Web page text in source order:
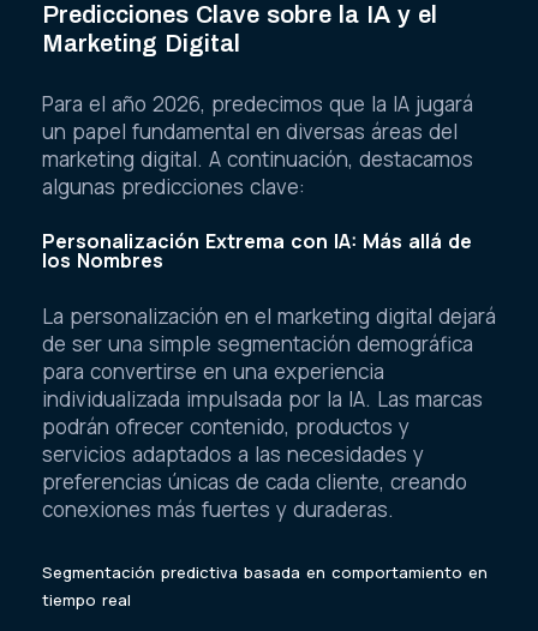
Predicciones Clave sobre la IA y el
Marketing Digital
Para el año 2026, predecimos que la IA jugará
un papel fundamental en diversas áreas del
marketing digital. A continuación, destacamos
algunas predicciones clave:
Personalización Extrema con IA: Más allá de
los Nombres
La personalización en el marketing digital dejará
de ser una simple segmentación demográfica
para convertirse en una experiencia
individualizada impulsada por la IA. Las marcas
podrán ofrecer contenido, productos y
servicios adaptados a las necesidades y
preferencias únicas de cada cliente, creando
conexiones más fuertes y duraderas.
Segmentación predictiva basada en comportamiento en
tiempo real